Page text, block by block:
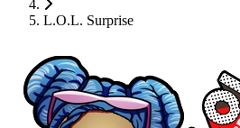
L.O.L. Surprise